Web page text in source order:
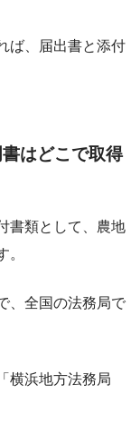
ば、届出書と添付
はどこで取得
書類として、農地
。
、全国の法務局で
横浜地方法務局